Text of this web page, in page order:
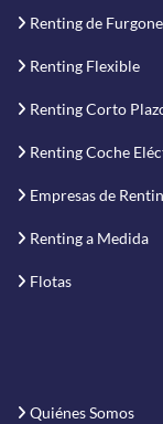
Renting de
Renting Flexible
Renting Corto
Renting Coche
Empresas de
Renting a Medida
Flotas
Quiénes Somos